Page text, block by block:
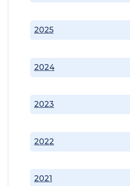
2021
2022
2023
2024
2025